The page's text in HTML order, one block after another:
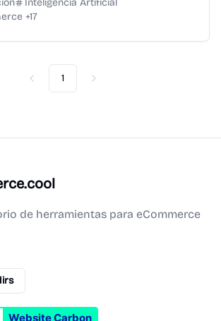
Inteligencia Artificial
+17
Previous
1 Next
de herramientas para eCommerce
Website Carbon